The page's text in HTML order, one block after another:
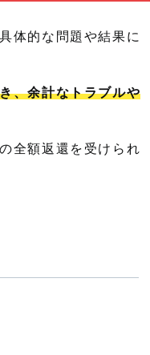
体的な問題や結果に
、余計なトラブルや
全額返還を受けられ